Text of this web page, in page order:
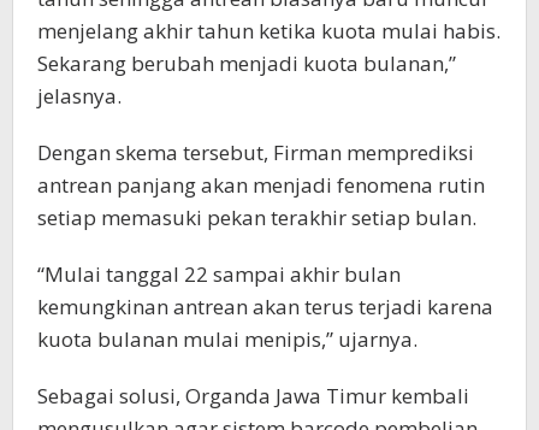
menjelang akhir tahun ketika kuota mulai habis.
Sekarang berubah menjadi kuota bulanan,”
jelasnya.
Dengan skema tersebut, Firman memprediksi
antrean panjang akan menjadi fenomena rutin
setiap memasuki pekan terakhir setiap bulan.
“Mulai tanggal 22 sampai akhir bulan
kemungkinan antrean akan terus terjadi karena
kuota bulanan mulai menipis,” ujarnya.
Sebagai solusi, Organda Jawa Timur kembali